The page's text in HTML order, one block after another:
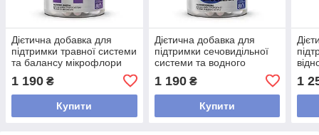
Дієтична добавка для
підтримки травної системи
та балансу мікрофлори
капсул
1 190 ₴
Купити
Дієтична добавка для
підтримки сечовидільної
системи та водного
Haus, 80 капсул
1 190₴
Купити
1